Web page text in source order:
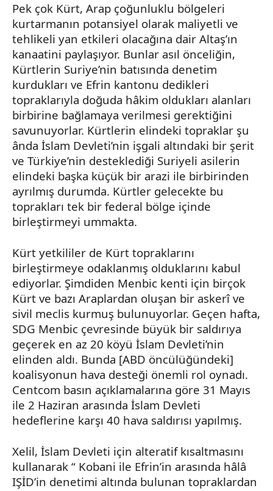
Pek çok Kürt, Arap çoğunluklu bölgeleri
kurtarmanın potansiyel olarak maliyetli ve
tehlikeli yan etkileri olacağına dair Altaş’ın
kanaatini paylaşıyor. Bunlar asıl önceliğin,
Kürtlerin Suriye’nin batısında denetim
kurdukları ve Efrin kantonu dedikleri
topraklarıyla doğuda hâkim oldukları alanları
birbirine bağlamaya verilmesi gerektiğini
savunuyorlar. Kürtlerin elindeki topraklar şu
ânda İslam Devleti’nin işgali altındaki bir şerit
ve Türkiye’nin desteklediği Suriyeli asilerin
elindeki başka küçük bir arazi ile birbirinden
ayrılmış durumda. Kürtler gelecekte bu
toprakları tek bir federal bölge içinde
birleştirmeyi ummakta.
Kürt yetkililer de Kürt topraklarını
birleştirmeye odaklanmış olduklarını kabul
ediyorlar. Şimdiden Menbic kenti için birçok
Kürt ve bazı Araplardan oluşan bir askerî ve
sivil meclis kurmuş bulunuyorlar. Geçen hafta,
SDG Menbic çevresinde büyük bir saldırıya
geçerek en az 20 köyü İslam Devleti’nin
elinden aldı. Bunda [ABD öncülüğündeki]
koalisyonun hava desteği önemli rol oynadı.
Centcom basın açıklamalarına göre 31 Mayıs
ile 2 Haziran arasında İslam Devleti
hedeflerine karşı 40 hava saldırısı yapılmış.
Xelil, İslam Devleti için alteratifkısaltmasını
kullanarak “ Kobani ile Efrin’in arasında hâlâ
IŞİD’in denetimi altında bulunan topraklardan